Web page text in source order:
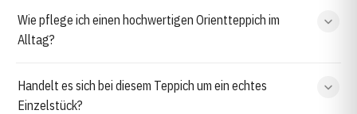
Wie pflege ich einen hochwertigen Orientteppich im
Alltag?
Handelt es sich bei diesem Teppich um ein echtes
Einzelstück?